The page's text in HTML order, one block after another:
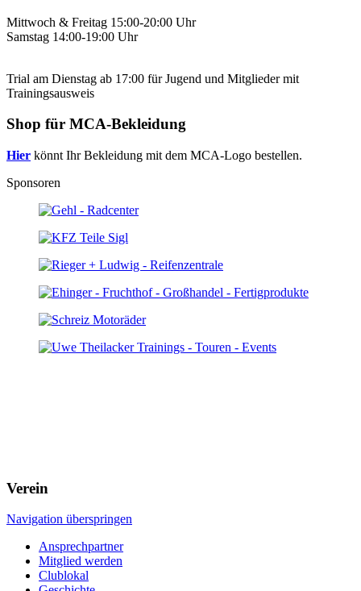
Mittwoch & Freitag 15:00-20:00 Uhr
Samstag 14:00-19:00 Uhr
Trial am Dienstag ab 17:00 für Jugend und Mitglieder mit
Trainingsausweis
Shop für MCA-Bekleidung
Hier könnt Ihr Bekleidung mit dem MCA-Logo bestellen.
Sponsoren
Verein
Navigation überspringen
Ansprechpartner
Mitglied werden
Clublokal